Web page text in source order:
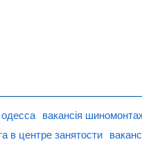
вакансія
в центре занятости